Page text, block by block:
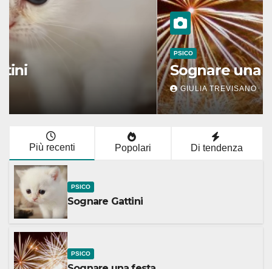
Sognare Gattini
Più recenti Popolari Di tendenza
PSICO
Sognare Gattini
PSICO